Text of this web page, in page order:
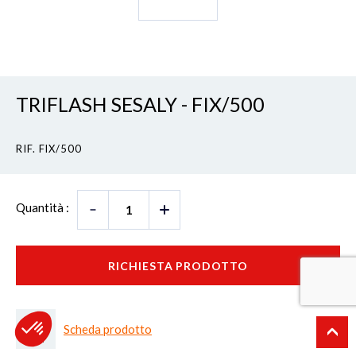
TRIFLASH SESALY - FIX/500
RIF. FIX/500
Quantità :
RICHIESTA PRODOTTO
Scheda prodotto